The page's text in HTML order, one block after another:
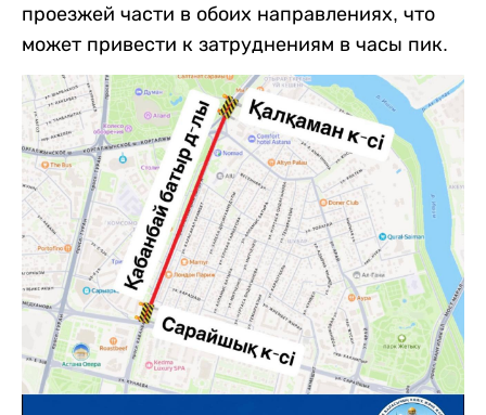
проезжей части в обоих направлениях, что
может привести к затруднениям в часы пик.